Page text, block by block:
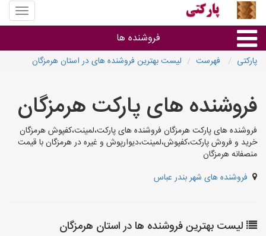
منوی
سایت
فروشنده ها
استان ها
پارکتی فهرست لیست بهترین فروشنده های در استان هرمزگان
فروشنده های پارکت هرمزگان
فروشنده های پارکت هرمزگان فروشنده های پارکت،لمینت،کفپوش هرمزگان
خرید و فروش پارکت،کفپوش،لمینت،دیوارپوش و غیره در هرمزگان با قیمت
منصفانه هرمزگان
فروشنده های شهر بندر عباس
لیست بهترین فروشنده ها در استان هرمزگان